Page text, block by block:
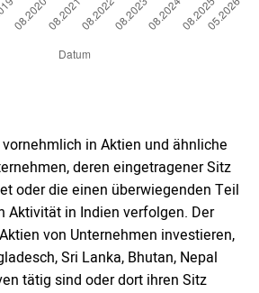
in Aktien und ähnliche
deren eingetragener Sitz
oder die einen überwiegenden Teil
Aktivität in Indien verfolgen. Der
von Unternehmen investieren,
Sri Lanka, Bhutan, Nepal
tätig sind oder dort ihren Sitz